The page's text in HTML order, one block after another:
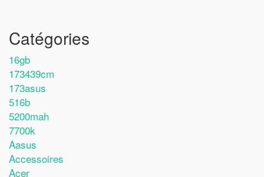
Catégories
16gb
173439cm
173asus
516b
5200mah
7700k
Aasus
Accessoires
Acer